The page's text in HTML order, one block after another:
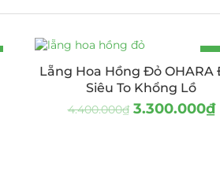
-
Lẵng Hoa Hồng Đỏ OHARA
Siêu To Khổng Lồ
4.400.000₫ 3.300.000₫